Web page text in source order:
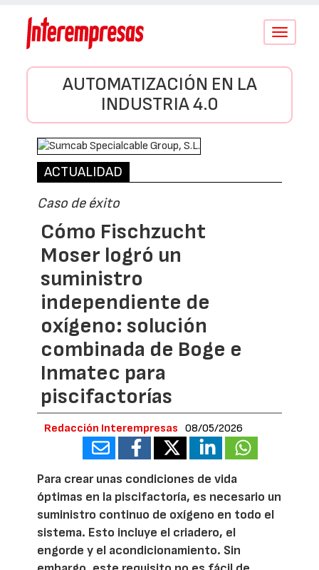
Conmutar
AUTOMATIZACIÓN EN LA
INDUSTRIA 4.0
ACTUALIDAD
Caso de éxito
Cómo Fischzucht
Moser logró un
suministro
independiente de
oxígeno: solución
combinada de Boge e
Inmatec para
piscifactorías
Redacción Interempresas 08/05/2026
Para crear unas condiciones de vida
óptimas en la piscifactoría, es necesario un
suministro continuo de oxígeno en todo el
sistema. Esto incluye el criadero, el
engorde y el acondicionamiento. Sin